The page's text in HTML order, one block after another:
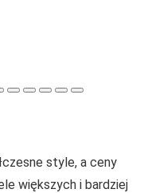
style, a ceny
większych i bardziej